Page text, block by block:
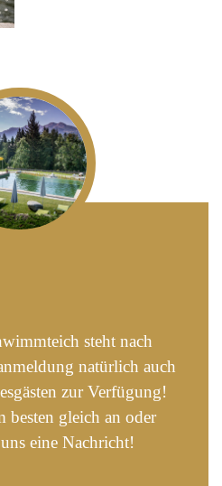
steht nach
natürlich auch
zur Verfügung!
besten gleich an oder
eine Nachricht!